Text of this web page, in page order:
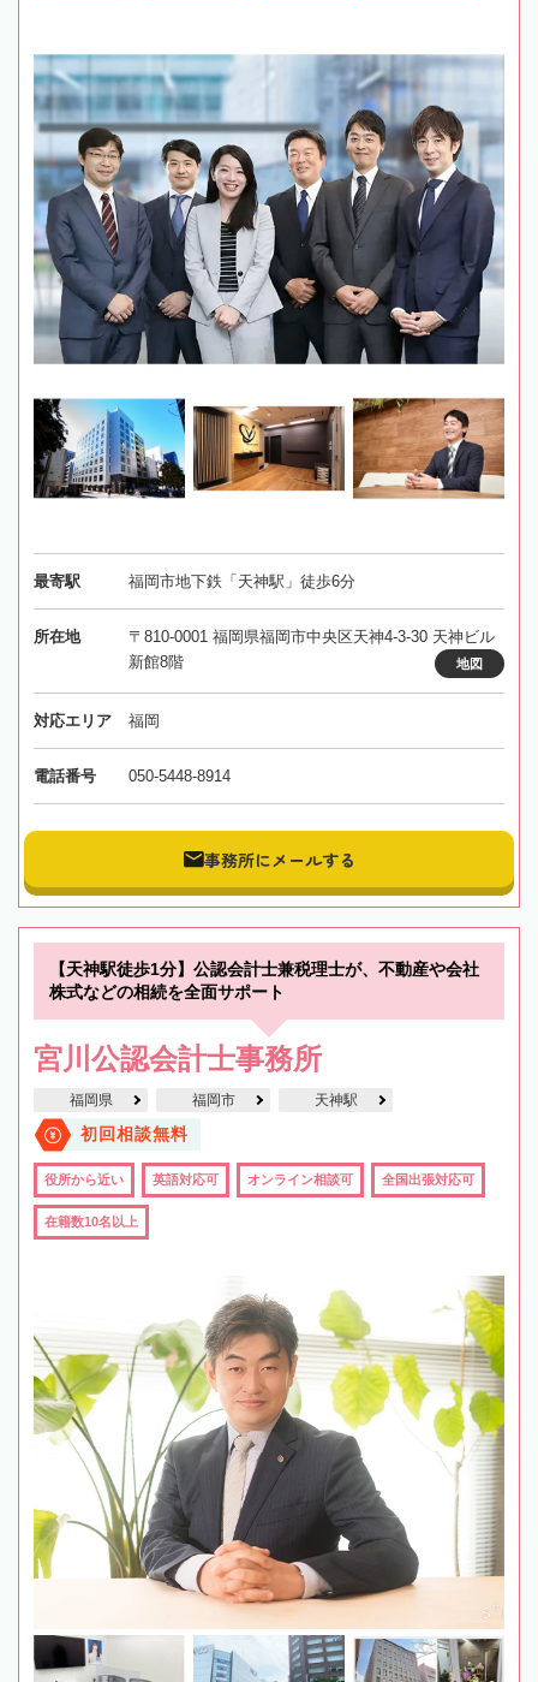
最寄駅 福岡市地下鉄「天神駅」徒歩6分
所在地
〒810-0001 福岡県福岡市中央区天神4-3-30 天神ビル
新館8階
地図
対応エリア 福岡
電話番号 050-5448-8914
事務所にメールする
【天神駅徒歩1分】公認会計士兼税理士が、不動産や会社
株式などの相続を全面サポート
宮川公認会計士事務所
福岡県 福岡市 天神駅
初回相談無料
役所から近い 英語対応可 オンライン相談可 全国出張対応可
在籍数10名以上